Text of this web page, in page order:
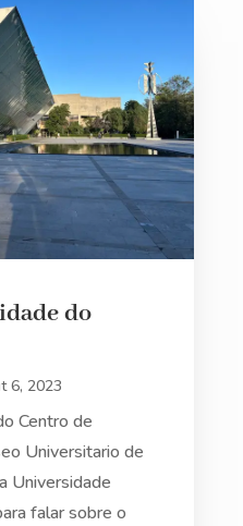
do
6, 2023
Centro de
Universitario de
Universidade
falar sobre o